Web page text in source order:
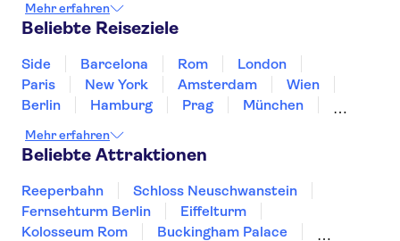
Italien
Japan Luxemburg
Polen
Portugal Schweden
Mehr erfahren
Beliebte Reiseziele
Side Barcelona Rom
London
Paris
New York Amsterdam
Wien
Berlin
Hamburg Prag
München
Stuttgart
Heidelberg
Mehr erfahren
Beliebte Attraktionen
Reeperbahn
Schloss Neuschwanstein
Fernsehturm Berlin
Eiffelturm
Kolosseum Rom
Buckingham Palace